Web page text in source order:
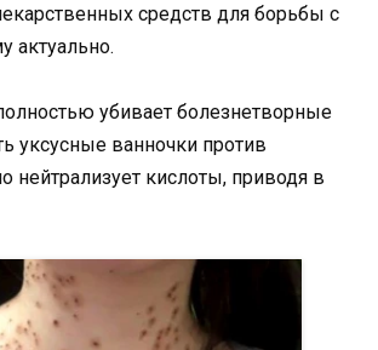
средств для борьбы с
актуально.
убивает болезнетворные
уксусные ванночки против
нейтрализует кислоты, приводя в